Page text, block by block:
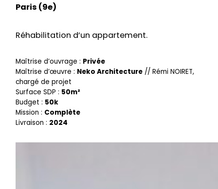
Paris (9e)
Réhabilitation d’un appartement.
Maîtrise d’ouvrage : Privée
Maîtrise d’œuvre : Neko Architecture // Rémi NOIRET,
chargé de projet
Surface SDP : 50m²
Budget : 50k
Mission : Complète
Livraison : 2024